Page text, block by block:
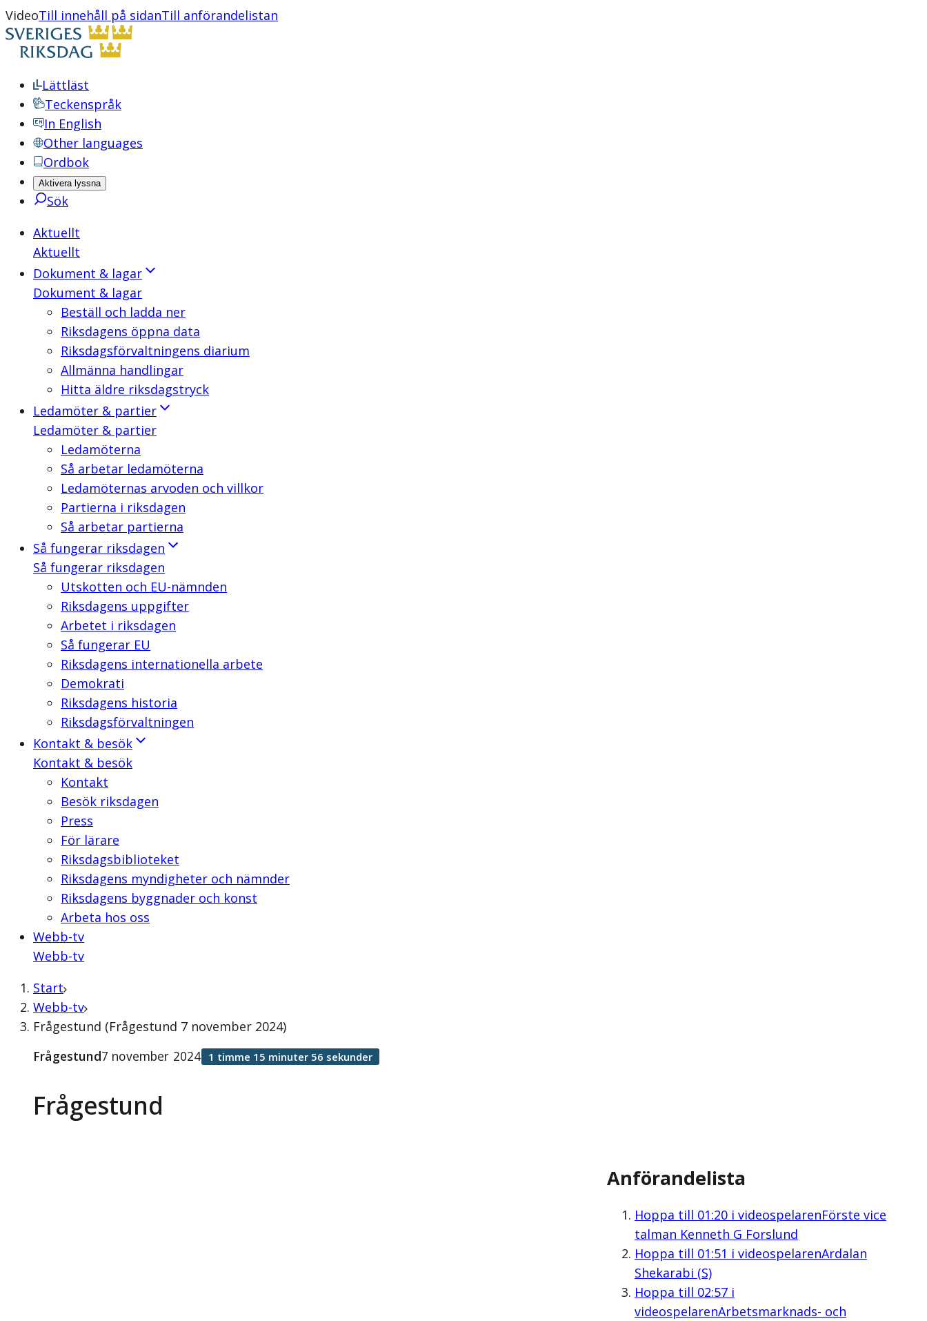
VideoTill innehåll på sidanTill anförandelistan
Lättläst
Teckenspråk
In English
Other languages
Ordbok
Aktivera lyssna
Sök
Aktuellt
Aktuellt
Dokument & lagar
Dokument & lagar
Beställ och ladda ner
Riksdagens öppna data
Riksdagsförvaltningens diarium
Allmänna handlingar
Hitta äldre riksdagstryck
Ledamöter & partier
Ledamöter & partier
Ledamöterna
Så arbetar ledamöterna
Ledamöternas arvoden och villkor
Partierna i riksdagen
Så arbetar partierna
Så fungerar riksdagen
Så fungerar riksdagen
Utskotten och EU-nämnden
Riksdagens uppgifter
Arbetet i riksdagen
Så fungerar EU
Riksdagens internationella arbete
Demokrati
Riksdagens historia
Riksdagsförvaltningen
Kontakt & besök
Kontakt & besök
Kontakt
Besök riksdagen
Press
För lärare
Riksdagsbiblioteket
Riksdagens myndigheter och nämnder
Riksdagens byggnader och konst
Arbeta hos oss
Webb-tv
Webb-tv
Start
Webb-tv
Frågestund (Frågestund 7 november 2024)
Frågestund
Frågestund7 november 2024 1 timme 15 minuter 56 sekunder
Anförandelista
Hoppa till 01:20i videospelarenFörste vice
talman Kenneth G Forslund
Hoppa till 01:51 i videospelarenArdalan
Shekarabi (S)
Hoppa till 02:57i
videospelarenArbetsmarknads- och